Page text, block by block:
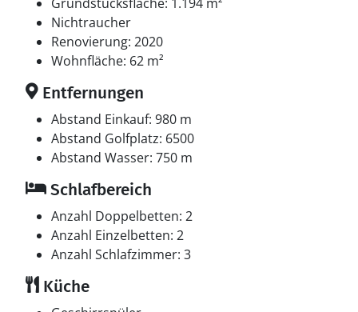
TV. Keine Fernsehsender - nur Streaming. Es steht
kabellose Internetverbindung zur Verfügung.
Nichtraucher
Renovierung: 2020
Wohnfläche: 62 m²
Entfernungen
Abstand Einkauf: 980 m
Abstand Golfplatz: 6500
Abstand Wasser: 750 m
Schlafbereich
Anzahl Doppelbetten: 2
Anzahl Einzelbetten: 2
Anzahl Schlafzimmer: 3
Küche